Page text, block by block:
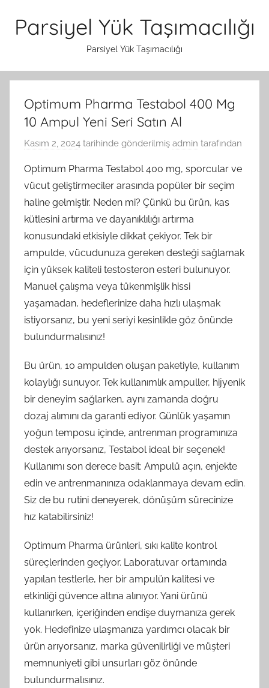
Parsiyel Yük Taşımacılığı
Parsiyel Yük Taşımacılığı
Optimum Pharma Testabol 400 Mg
10 Ampul Yeni Seri Satın Al
Kasım 2, 2024 tarihinde gönderilmiş admin tarafından
Optimum Pharma Testabol 400 mg, sporcular ve
vücut geliştirmeciler arasında popüler bir seçim
haline gelmiştir. Neden mi? Çünkü bu ürün, kas
kütlesini artırma ve dayanıklılığı artırma
konusundaki etkisiyle dikkat çekiyor. Tek bir
ampulde, vücudunuza gereken desteği sağlamak
için yüksek kaliteli testosteron esteri bulunuyor.
Manuel çalışma veya tükenmişlik hissi
yaşamadan, hedeflerinize daha hızlı ulaşmak
istiyorsanız, bu yeni seriyi kesinlikle göz önünde
bulundurmalısınız!
Bu ürün, 10 ampulden oluşan paketiyle, kullanım
kolaylığı sunuyor. Tek kullanımlık ampuller, hijyenik
bir deneyim sağlarken, aynı zamanda doğru
dozaj alımını da garanti ediyor. Günlük yaşamın
yoğun temposu içinde, antrenman programınıza
destek arıyorsanız, Testabol ideal bir seçenek!
Kullanımı son derece basit: Ampulü açın, enjekte
edin ve antrenmanınıza odaklanmaya devam edin.
Siz de bu rutini deneyerek, dönüşüm sürecinize
hız katabilirsiniz!
Optimum Pharma ürünleri, sıkı kalite kontrol
süreçlerinden geçiyor. Laboratuvar ortamında
yapılan testlerle, her bir ampulün kalitesi ve
etkinliği güvence altına alınıyor. Yani ürünü
kullanırken, içeriğinden endişe duymanıza gerek
yok. Hedefinize ulaşmanıza yardımcı olacak bir
ürün arıyorsanız, marka güvenilirliği ve müşteri
memnuniyeti gibi unsurları göz önünde
bulundurmalısınız.